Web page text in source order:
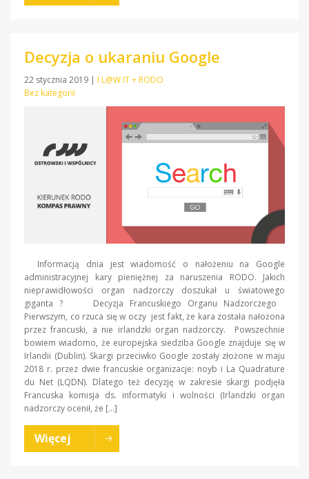
Decyzja o ukaraniu Google
22 stycznia 2019 | I L@W IT + RODO
Bez kategorii
Informacją dnia jest wiadomość o nałożeniu na Google
administracyjnej kary pieniężnej za naruszenia RODO. Jakich
nieprawidłowości organ nadzorczy doszukał u światowego
giganta ? Decyzja Francuskiego Organu Nadzorczego
Pierwszym, co rzuca się w oczy jest fakt, że kara została nałożona
przez francuski, a nie irlandzki organ nadzorczy. Powszechnie
bowiem wiadomo, że europejska siedziba Google znajduje się w
Irlandii (Dublin). Skargi przeciwko Google zostały złożone w maju
2018 r. przez dwie francuskie organizacje: noyb i La Quadrature
du Net (LQDN). Dlatego też decyzję w zakresie skargi podjęła
Francuska komisja ds. informatyki i wolności (Irlandzki organ
nadzorczy ocenił, że […]
Więcej